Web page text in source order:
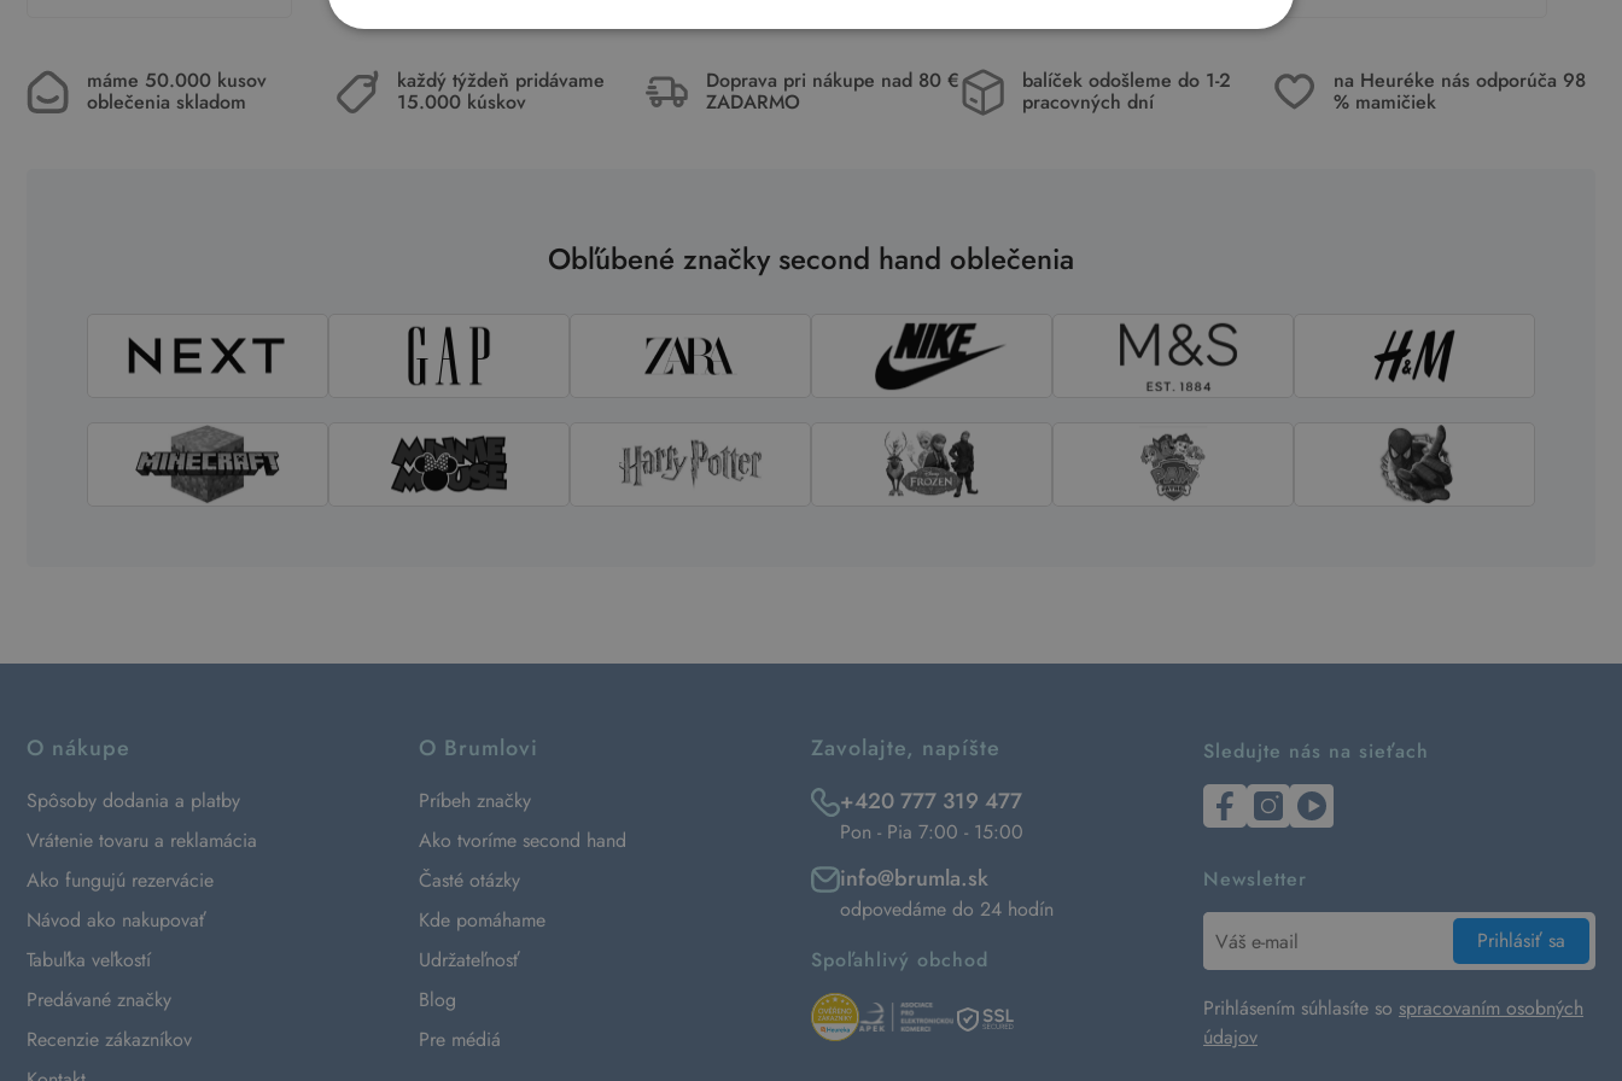
máme 50.000 kusov
oblečenia skladom
každý týždeň pridávame
15.000 kúskov
Doprava pri nákupe nad 80 €
ZADARMO
balíček odošleme do 1-2
pracovných dní
na Heuréke nás odporúča 98
% mamičiek
Obľúbené značky second hand oblečenia
O nákupe
Spôsoby dodania a platby
Vrátenie tovaru a reklamácia
Ako fungujú rezervácie
Návod ako nakupovať
Tabuľka veľkostí
Predávané značky
Recenzie zákazníkov
O Brumlovi
Príbeh značky
Ako tvoríme second hand
Časté otázky
Kde pomáhame
Udržateľnosť
Blog
Pre médiá
Zavolajte, napíšte
+420 777 319 477
Pon - Pia 7:00 - 15:00
info@brumla.sk
odpovedáme do 24 hodín
Spoľahlivý obchod
Sledujte nás na sieťach
Newsletter
Prihlásiť sa
Prihlásením súhlasíte so spracovaním osobných
údajov